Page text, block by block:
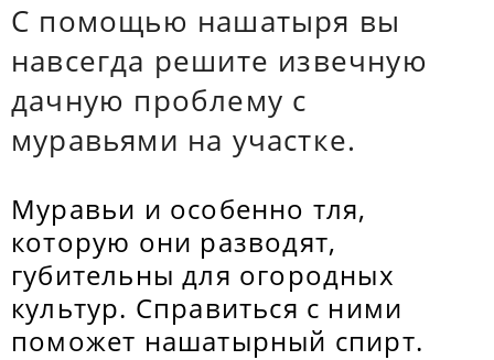
С помощью нашатыря вы
навсегда решите извечную
дачную проблему с
муравьями на участке.
Муравьи и особенно тля,
которую они разводят,
губительны для огородных
культур. Справиться с ними
поможет нашатырный спирт.